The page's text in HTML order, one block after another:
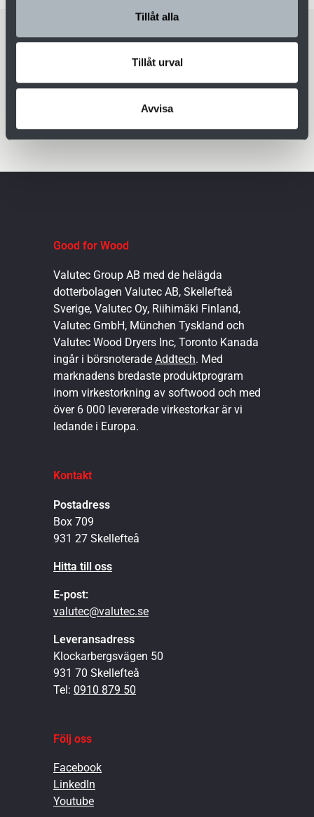
Tillåt alla
Tillåt urval
Avvisa
Good for Wood
Valutec Group AB med de helägda
dotterbolagen Valutec AB, Skellefteå
Sverige, Valutec Oy, Riihimäki Finland,
Valutec GmbH, München Tyskland och
Valutec Wood Dryers Inc, Toronto Kanada
ingår i börsnoterade Addtech. Med
marknadens bredaste produktprogram
inom virkestorkning av softwood och med
över 6 000 levererade virkestorkar är vi
ledande i Europa.
Kontakt
Postadress
Box 709
931 27 Skellefteå
Hitta till oss
E-post:
valutec@valutec.se
Leveransadress
Klockarbergsvägen 50
931 70 Skellefteå
Tel: 0910 879 50
Följ oss
Facebook
LinkedIn
Youtube